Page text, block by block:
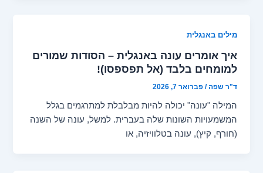
מילים באנגלית
איך אומרים עונה באנגלית – הסודות שמורים
למומחים בלבד (אל תפספסו)!
ד"ר שפה/פברואר 7, 2026
המילה "עונה" יכולה להיות מבלבלת למתרגמים בגלל
המשמעויות השונות שלה בעברית. למשל, עונה של השנה
(חורף, קיץ), עונה בטלוויזיה, או